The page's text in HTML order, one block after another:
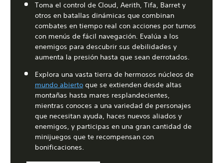
Toma el control de Cloud, Aerith, Tifa, Barret y
otros en batallas dinámicas que combinan
combates en tiempo real con acciones por turnos
con menús de fácil navegación. Evalúa a los
enemigos para descubrir sus debilidades y
aumenta la presión hasta que sean derrotados.
Explora una vasta tierra de hermosos núcleos de
mundo abierto que se extienden desde altas
montañas hasta mares resplandecientes,
mientras conoces a una variedad de personajes
que necesitan ayuda, haces nuevos aliados y
enemigos, y participas en una gran cantidad de
minijuegos que te recompensan con
bonificaciones.